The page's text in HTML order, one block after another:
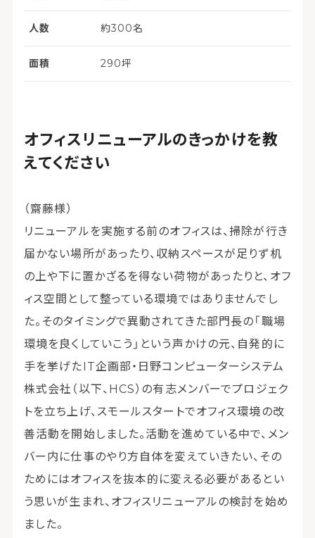
人数 約300名
面積 290坪
オフィスリニューアルのきっかけを教
えてください
（齋藤様）
リニューアルを実施する前のオフィスは、掃除が行き
届かない場所があったり、収納スペースが足りず机
の上や下に置かざるを得ない荷物があったりと、オフ
ィス空間として整っている環境ではありませんでし
た。そのタイミングで異動されてきた部門長の「職場
環境を良くしていこう」という声かけの元、自発的に
手を挙げたIT企画部・日野コンピューターシステム
株式会社（以下、HCS）の有志メンバーでプロジェク
トを立ち上げ、スモールスタートでオフィス環境の改
善活動を開始しました。活動を進めている中で、メン
バー内に仕事のやり方自体を変えていきたい、その
ためにはオフィスを抜本的に変える必要があるとい
う思いが生まれ、オフィスリニューアルの検討を始め
ました。